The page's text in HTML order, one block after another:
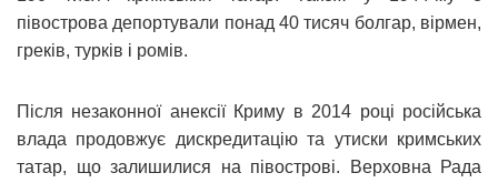
півострова депортували понад 40 тисяч болгар, вірмен,
греків, турків і ромів.
Після незаконної анексії Криму в 2014 році російська
влада продовжує дискредитацію та утиски кримських
татар, що залишилися на півострові. Верховна Рада